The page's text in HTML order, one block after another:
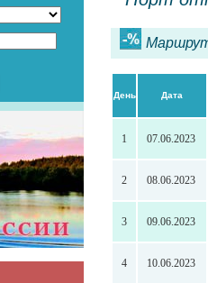
День Дата
1 07.06.2023
2 08.06.2023
3 09.06.2023
4 10.06.2023